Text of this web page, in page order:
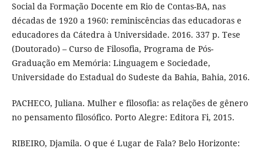
Social da Formação Docente em Rio de Contas-BA, nas
décadas de 1920 a 1960: reminiscências das educadoras e
educadores da Cátedra à Universidade. 2016. 337 p. Tese
(Doutorado) – Curso de Filosofia, Programa de Pós-
Graduação em Memória: Linguagem e Sociedade,
Universidade do Estadual do Sudeste da Bahia, Bahia, 2016.
PACHECO, Juliana. Mulher e filosofia: as relações de gênero
no pensamento filosófico. Porto Alegre: Editora Fi, 2015.
RIBEIRO, Djamila. O que é Lugar de Fala? Belo Horizonte: